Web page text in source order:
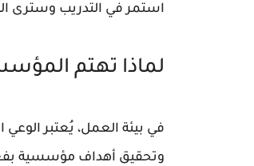
استمر في التدريب وسترى
لماذا تهتم
في بيئة العمل، يُعتبر
وتحقيق أهداف مؤسسية